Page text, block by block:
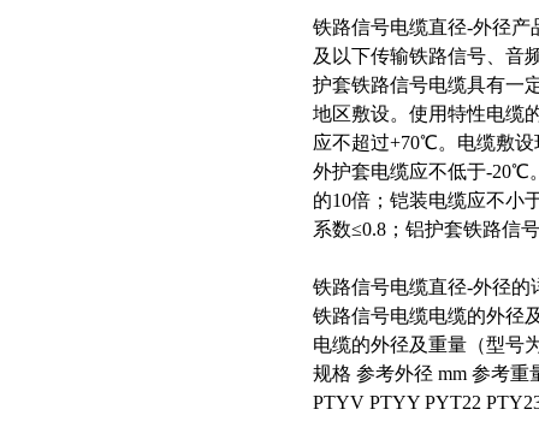
铁路信号电缆直径-外径产
及以下传输铁路信号、音
护套铁路信号电缆具有一
地区敷设。使用特性电缆
应不超过+70℃。电缆敷
外护套电缆应不低于-20℃
的10倍；铠装电缆应不小
系数≤0.8；铝护套铁路信
铁路信号电缆直径-外径的
铁路信号电缆电缆的外径
电缆的外径及重量（型号
规格 参考外径 mm 参考重
PTYV PTYY PYT22